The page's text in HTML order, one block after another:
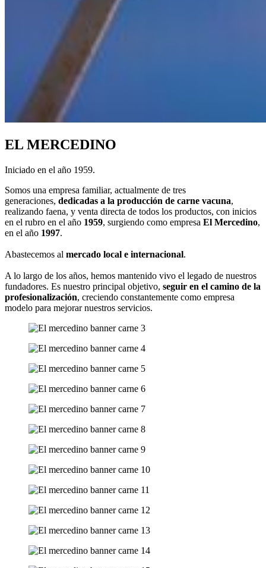
EL MERCEDINO
Iniciado en el año 1959.
Somos una empresa familiar, actualmente de tres
generaciones, dedicadas a la producción de carne vacuna,
realizando faena, y venta directa de todos los productos, con inicios
en el rubro en el año 1959, surgiendo como empresa El Mercedino,
en el año 1997.
Abastecemos al mercado local e internacional.
A lo largo de los años, hemos mantenido vivo el legado de nuestros
fundadores. Es nuestro principal objetivo, seguir en el camino de la
profesionalización, creciendo constantemente como empresa
modelo para mejorar nuestros servicios.